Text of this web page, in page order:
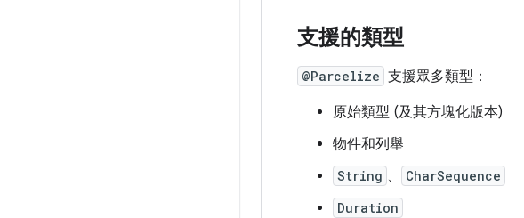
支援的類型
@Parcelize 支援眾多類型：
原始類型 (及其方塊化版本)
物件和列舉
String 、
CharSequence
Duration